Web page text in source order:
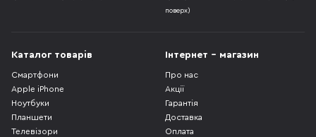
поверх)
Каталог товарів
Смартфони
Apple iPhone
Ноутбуки
Планшети
Телевізори
Інтернет - магазин
Про нас
Акції
Гарантія
Доставка
Оплата